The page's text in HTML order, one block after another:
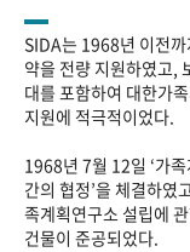
기록물 아카이브
사진 아카이브 문
성과 50선 숫자로
세계와 함께 한
SIDA는 1968년 이전까
약을 전량 지원하였고,
대를 포함하여 대한가
지원에 적극적이었다.
1968년 7월 12일 ‘가
간의 협정’을 체결하
족계획연구소 설립에
건물이 준공되었다.